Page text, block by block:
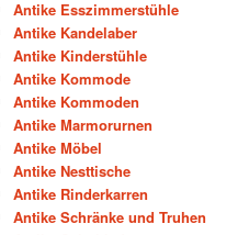
Antike Esszimmerstühle
Antike Kandelaber
Antike Kinderstühle
Antike Kommode
Antike Kommoden
Antike Marmorurnen
Antike Möbel
Antike Nesttische
Antike Rinderkarren
Antike Schränke und Truhen